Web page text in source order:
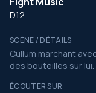
D12
SCÈNE / DÉTAILS
Cullum marchant
des bouteilles sur lui.
ÉCOUTER SUR